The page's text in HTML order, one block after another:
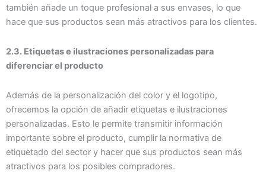
también añade un toque profesional a sus envases, lo que
hace que sus productos sean más atractivos para los clientes.
2.3. Etiquetas e ilustraciones personalizadas para
diferenciar el producto
Además de la personalización del color y el logotipo,
ofrecemos la opción de añadir etiquetas e ilustraciones
personalizadas. Esto le permite transmitir información
importante sobre el producto, cumplir la normativa de
etiquetado del sector y hacer que sus productos sean más
atractivos para los posibles compradores.